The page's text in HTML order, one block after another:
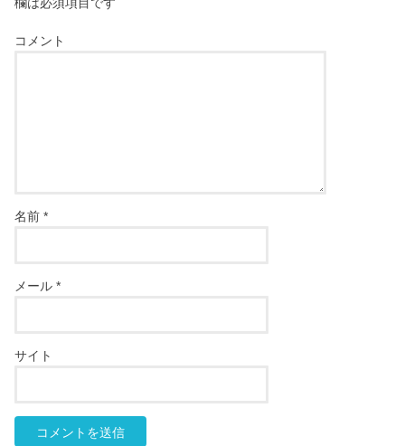
欄は必須項目です
コメント
名前*
メール*
サイト